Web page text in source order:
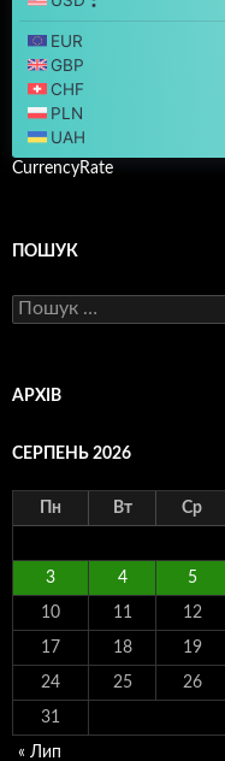
CurrencyRate
ПОШУК
Пошук:
АРХІВ
СЕРПЕНЬ 2026
Пн Вт Ср
3 4 5
10 11 12
17 18 19
24 25 26
31
« Лип